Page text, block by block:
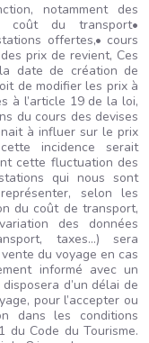
notamment des
coût du transport•
offertes,• cours
prix de revient, Ces
date de création de
de modifier les prix à
à l’article 19 de la loi,
du cours des devises
à influer sur le prix
incidence serait
cette fluctuation des
qui nous sont
selon les
du coût de transport,
des données
taxes…) sera
du voyage en cas
informé avec un
d’un délai de
pour l’accepter ou
dans les conditions
du Code du Tourisme.